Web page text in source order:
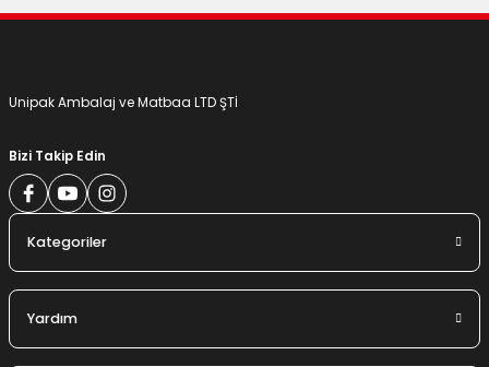
Unipak Ambalaj ve Matbaa LTD ŞTİ
Bizi Takip Edin
Kategoriler
Yardım